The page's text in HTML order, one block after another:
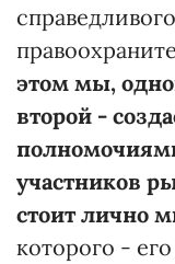
этом мы,
второй -
участников
стоит лично
которого -